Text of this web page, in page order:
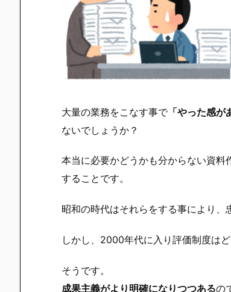
大量の業務をこなす事で「やった感が
ないでしょうか？
本当に必要かどうかも分からない資
することです。
昭和の時代はそれらをする事により、
しかし、2000年代に入り評価制度は
そうです。
成果主義がより明確になりつつあるの